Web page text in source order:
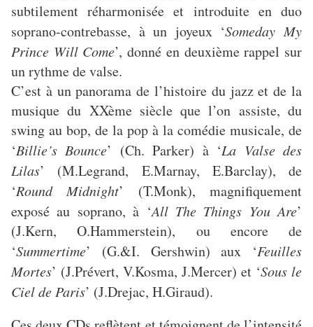
subtilement réharmonisée et introduite en duo
soprano-contrebasse, à un joyeux ‘Someday My
Prince Will Come’, donné en deuxième rappel sur
un rythme de valse.
C’est à un panorama de l’histoire du jazz et de la
musique du XXème siècle que l’on assiste, du
swing au bop, de la pop à la comédie musicale, de
‘Billie’s Bounce’ (Ch. Parker) à ‘La Valse des
Lilas’ (M.Legrand, E.Marnay, E.Barclay), de
‘Round Midnight’ (T.Monk), magnifiquement
exposé au soprano, à ‘All The Things You Are’
(J.Kern, O.Hammerstein), ou encore de
‘Summertime’ (G.&I. Gershwin) aux ‘Feuilles
Mortes’ (J.Prévert, V.Kosma, J.Mercer) et ‘Sous le
Ciel de Paris’ (J.Drejac, H.Giraud).